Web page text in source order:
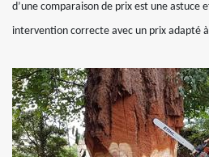
d’une comparaison de prix est une astuce
intervention correcte avec un prix adapté